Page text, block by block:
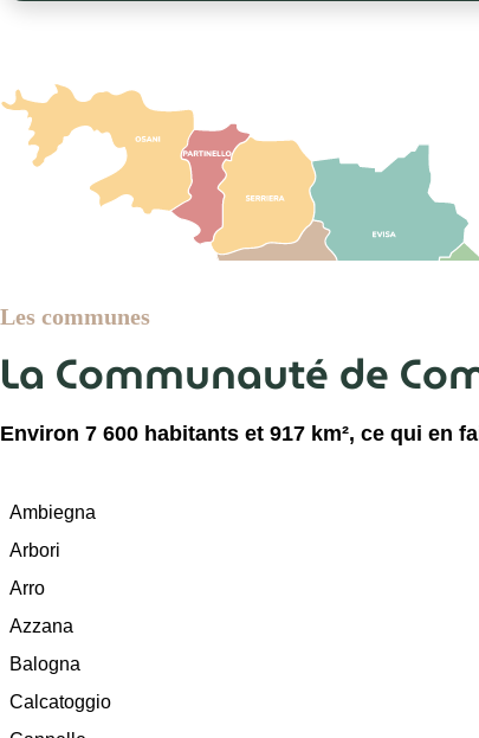
Les communes
La Communauté de
Environ 7 600 habitants et 917 km², ce qui en
Ambiegna
Arbori
Arro
Azzana
Balogna
Calcatoggio